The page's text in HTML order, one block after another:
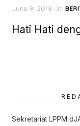
Posted
June 9, 2018 in
Hati Hati
Sekretariat LPPM